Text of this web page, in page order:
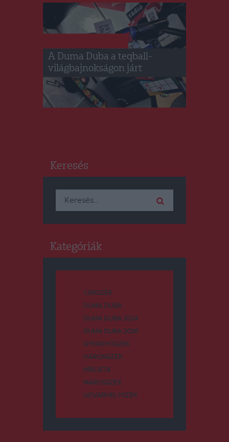
A Duma Duba a teqball-
világbajnokságon járt
Keresés
Keresés:
Kategóriák
CSÍKSZÉK
DUMA DUBA
DUMA DUBA 2024
DUMA DUBA 2026
GYERGYÓSZÉK
HÁROMSZÉK
HÍRLISTA
MAROSSZÉK
UDVARHELYSZÉK